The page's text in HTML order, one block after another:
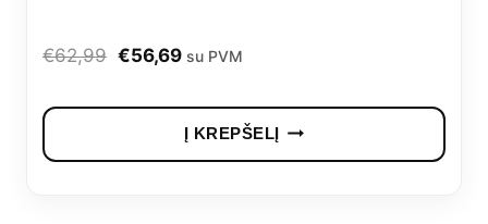
€62,99 Original
€62,99.
€56,69Current
is:
€56,69.
su PVM
Į KREPŠELĮ